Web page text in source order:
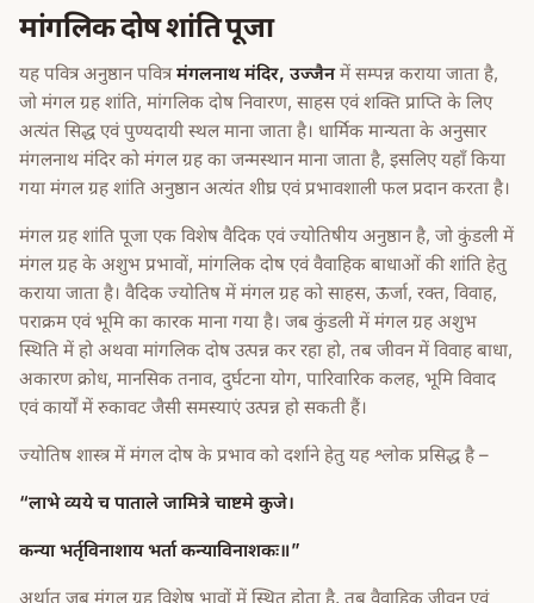
मांगलिक दोष शांति पूजा
यह पवित्र अनुष्ठान पवित्रमंगलनाथ मंदिर, उज्जैनमें सम्पन्न कराया जाता है,
जो मंगल ग्रह शांति, मांगलिक दोष निवारण, साहस एवं शक्ति प्राप्ति के लिए
अत्यंत सिद्ध एवं पुण्यदायी स्थल माना जाता है। धार्मिक मान्यता के अनुसार
मंगलनाथ मंदिर को मंगल ग्रह का जन्मस्थान माना जाता है, इसलिए यहाँ किया
गया मंगल ग्रह शांति अनुष्ठान अत्यंत शीघ्र एवं प्रभावशाली फल प्रदान करता है।
मंगल ग्रह शांति पूजा एक विशेष वैदिक एवं ज्योतिषीय अनुष्ठान है, जो कुंडली में
मंगल ग्रह के अशुभ प्रभावों, मांगलिक दोष एवं वैवाहिक बाधाओं की शांति हेतु
कराया जाता है। वैदिक ज्योतिष में मंगल ग्रह को साहस, ऊर्जा, रक्त, विवाह,
पराक्रम एवं भूमि का कारक माना गया है। जब कुंडली में मंगल ग्रह अशुभ
स्थिति में हो अथवा मांगलिक दोष उत्पन्न कर रहा हो, तब जीवन में विवाह बाधा,
अकारण क्रोध, मानसिक तनाव, दुर्घटना योग, पारिवारिक कलह, भूमि विवाद
एवं कार्यों में रुकावट जैसी समस्याएं उत्पन्न हो सकती हैं।
ज्योतिष शास्त्र में मंगल दोष के प्रभाव को दर्शाने हेतु यह श्लोक प्रसिद्ध है –
“लाभे व्यये च पाताले जामित्रे चाष्टमे कुजे।
कन्या भर्तृविनाशाय भर्ता कन्याविनाशकः॥”
अर्थात जब मंगल ग्रह विशेष भावों में स्थित होता है, तब वैवाहिक जीवन एवं